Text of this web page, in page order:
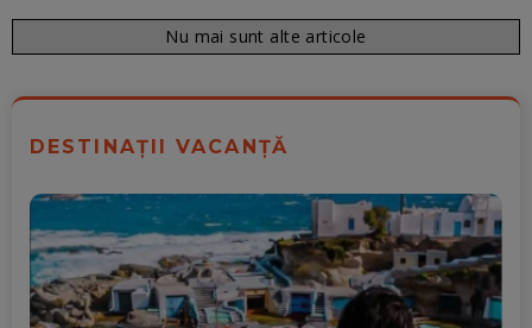
Nu mai sunt alte articole
DESTINAȚII VACANȚĂ